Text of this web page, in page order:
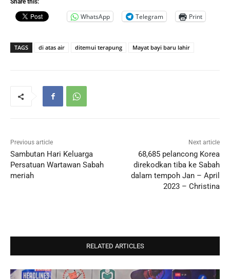
Share this:
WhatsApp Telegram Print
TAGS di atas air ditemui terapung Mayat bayi baru lahir
Previous article
Sambutan Hari Keluarga
Persatuan Wartawan Sabah
meriah
Next article
68,685 pelancong Korea
direkodkan tiba ke Sabah
dalam tempoh Jan – April
2023 – Christina
RELATED ARTICLES